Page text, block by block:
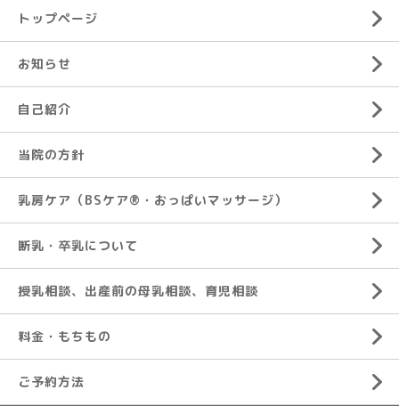
トップページ
お知らせ
自己紹介
当院の方針
乳房ケア（BSケア®︎・おっぱいマッサージ）
断乳・卒乳について
授乳相談、出産前の母乳相談、育児相談
料金・もちもの
ご予約方法